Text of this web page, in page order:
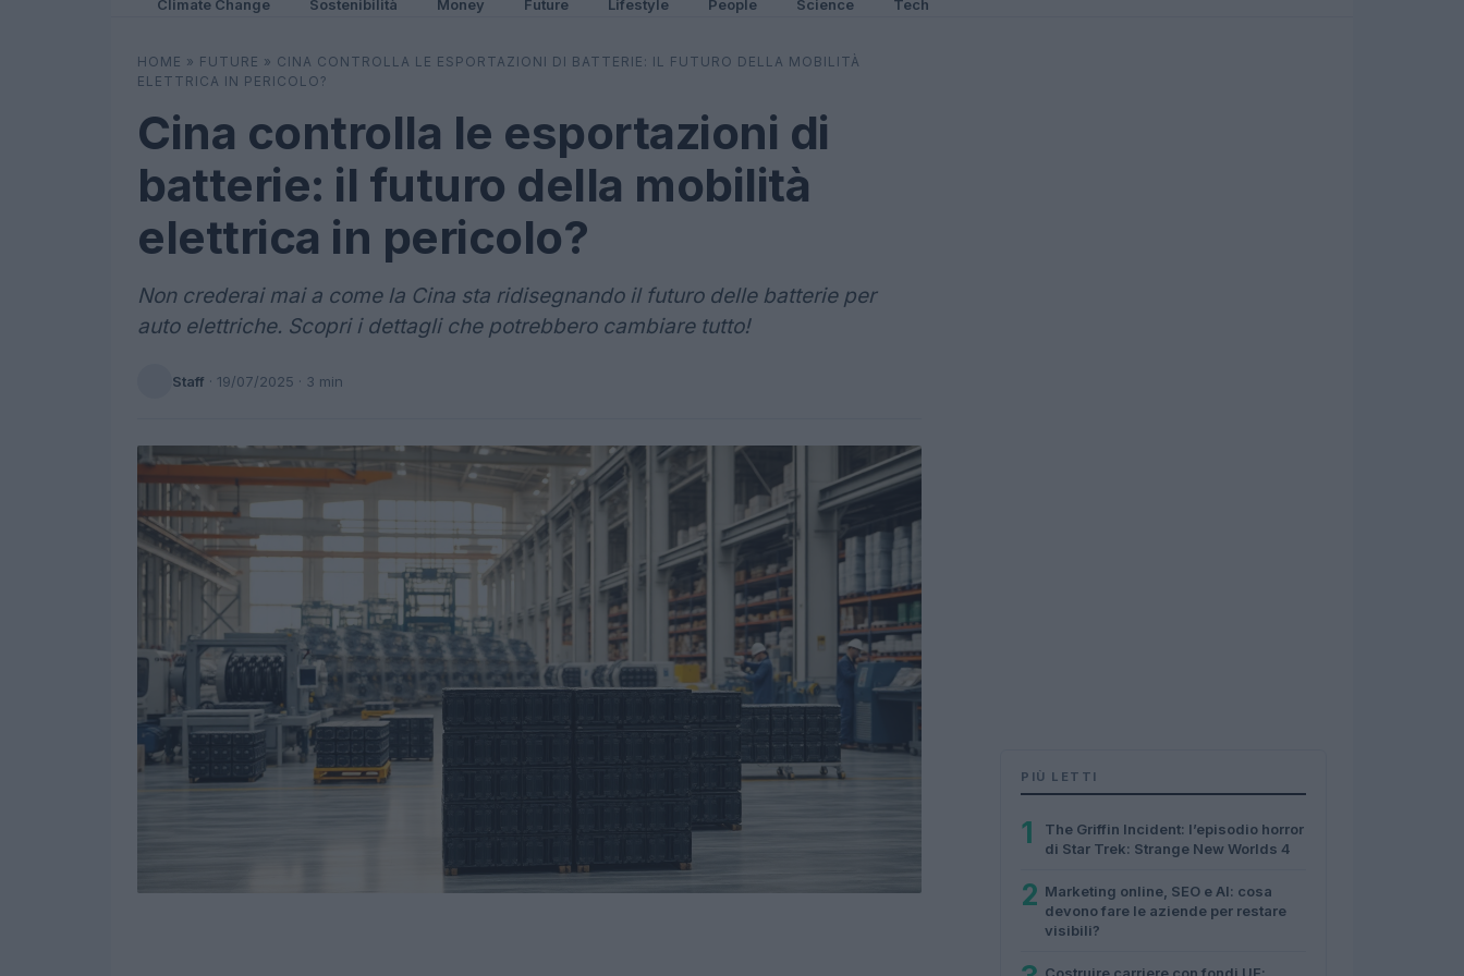
Climate Change Sostenibilità Money Future Lifestyle People Science Tech
HOME » FUTURE » CINA CONTROLLA LE ESPORTAZIONI DI BATTERIE: IL FUTURO DELLA MOBILITÀ
ELETTRICA IN PERICOLO?
Cina controlla le esportazioni di
batterie: il futuro della mobilità
elettrica in pericolo?
Non crederai mai a come la Cina sta ridisegnando il futuro delle batterie per
auto elettriche. Scopri i dettagli che potrebbero cambiare tutto!
Staff · 19/07/2025 · 3 min
PIÙ LETTI
1
The Griffin Incident: l’episodio horror
di Star Trek: Strange New Worlds 4
2 Marketing online, SEO e AI: cosa
devono fare le aziende per restare
visibili?